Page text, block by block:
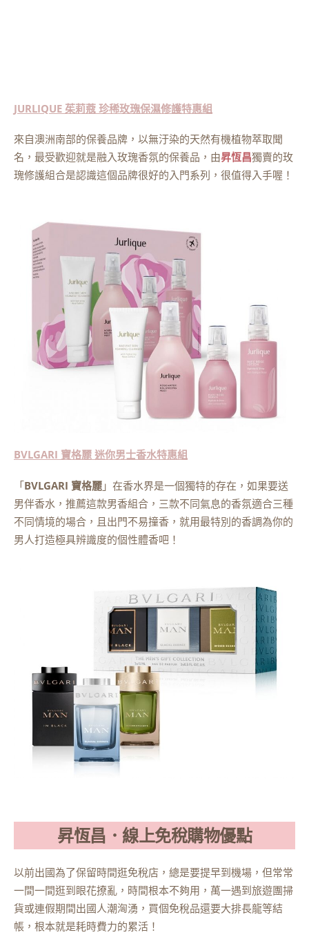
JURLIQUE 茱莉蔻 珍稀玫瑰保濕修護特惠組
來自澳洲南部的保養品牌，以無汙染的天然有機植物萃取聞
名，最受歡迎就是融入玫瑰香氛的保養品，由昇恆昌獨賣的玫
瑰修護組合是認識這個品牌很好的入門系列，很值得入手喔！
BVLGARI 寶格麗 迷你男士香水特惠組
「BVLGARI 寶格麗 」在香水界是一個獨特的存在，如果要送
男伴香水，推薦這款男香組合，三款不同氣息的香氛適合三種
不同情境的場合，且出門不易撞香，就用最特別的香調為你的
男人打造極具辨識度的個性體香吧！
昇恆昌．線上免稅購物優點
以前出國為了保留時間逛免稅店，總是要提早到機場，但常常
一間一間逛到眼花撩亂，時間根本不夠用，萬一遇到旅遊團掃
貨或連假期間出國人潮洶湧，買個免稅品還要大排長龍等結
帳，根本就是耗時費力的累活！